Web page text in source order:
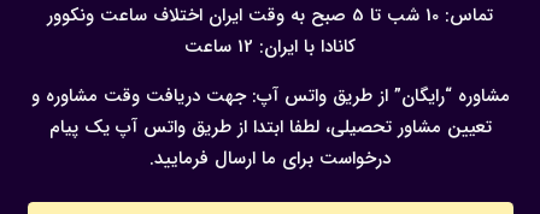
تماس: 10 شب تا 5 صبح به وقت ایران
اختلاف ساعت ونکوور
کانادا با ایران: 12 ساعت
مشاوره “رایگان” از طریق واتس آپ: جهت دریافت وقت مشاوره و
تعیین مشاور تحصیلی، لطفا ابتدا از طریق واتس آپ یک پیام
درخواست برای ما ارسال فرمایید.